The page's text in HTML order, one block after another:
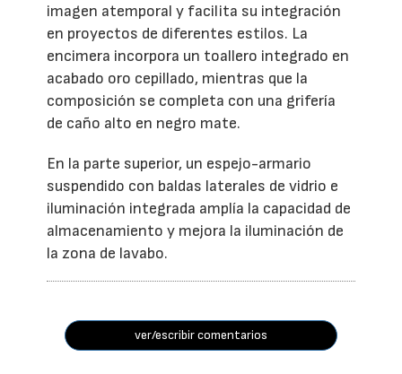
imagen atemporal y facilita su integración
en proyectos de diferentes estilos. La
encimera incorpora un toallero integrado en
acabado oro cepillado, mientras que la
composición se completa con una grifería
de caño alto en negro mate.
En la parte superior, un espejo-armario
suspendido con baldas laterales de vidrio e
iluminación integrada amplía la capacidad de
almacenamiento y mejora la iluminación de
la zona de lavabo.
ver/escribir comentarios